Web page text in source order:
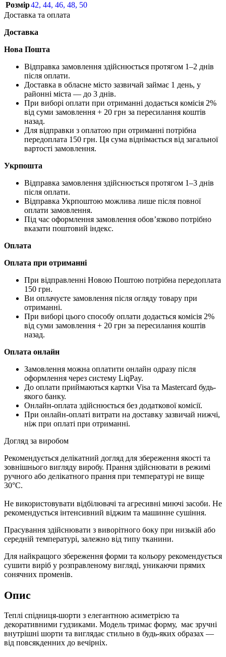
Розмір42, 44, 46, 48, 50
Доставка та оплата
Доставка
Нова Пошта
Відправка замовлення здійснюється протягом 1–2 днів
після оплати.
Доставка в обласне місто зазвичай займає 1 день, у
районні міста — до 3 днів.
При виборі оплати при отриманні додається комісія 2%
від суми замовлення + 20 грн за пересилання коштів
назад.
Для відправки з оплатою при отриманні потрібна
передоплата 150 грн. Ця сума віднімається від загальної
вартості замовлення.
Укрпошта
Відправка замовлення здійснюється протягом 1–3 днів
після оплати.
Відправка Укрпоштою можлива лише після повної
оплати замовлення.
Під час оформлення замовлення обов’язково потрібно
вказати поштовий індекс.
Оплата
Оплата при отриманні
При відправленні Новою Поштою потрібна передоплата
150 грн.
Ви оплачуєте замовлення після огляду товару при
отриманні.
При виборі цього способу оплати додається комісія 2%
від суми замовлення + 20 грн за пересилання коштів
назад.
Оплата онлайн
Замовлення можна оплатити онлайн одразу після
оформлення через систему LiqPay.
До оплати приймаються картки Visa та Mastercard будь-
якого банку.
Онлайн-оплата здійснюється без додаткової комісії.
При онлайн-оплаті витрати на доставку зазвичай нижчі,
ніж при оплаті при отриманні.
Догляд за виробом
Рекомендується делікатний догляд для збереження якості та
зовнішнього вигляду виробу. Прання здійснювати в режимі
ручного або делікатного прання при температурі не вище
30°C.
Не використовувати відбілювачі та агресивні миючі засоби. Не
рекомендується інтенсивний віджим та машинне сушіння.
Прасування здійснювати з виворітного боку при низькій або
середній температурі, залежно від типу тканини.
Для найкращого збереження форми та кольору рекомендується
сушити виріб у розправленому вигляді, уникаючи прямих
сонячних променів.
Опис
Теплі спідниця-шорти з елегантною асиметрією та
декоративними гудзиками. Модель тримає форму, має зручні
внутрішні шорти та виглядає стильно в будь-яких образах —
від повсякденних до вечірніх.